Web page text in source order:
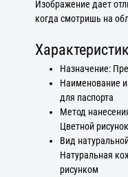
Изображение дает
когда смотришь на
Назначение:
Наименование
для паспорта
Метод
Цветной рисунок
Вид
Натуральная
рисунком